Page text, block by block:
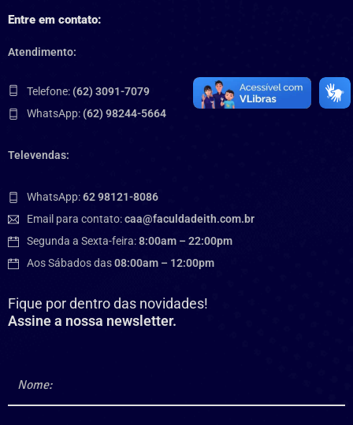
Entre em contato:
Atendimento:
Telefone: (62) 3091-7079
WhatsApp: (62) 98244-5664
Televendas:
WhatsApp:62 98121-8086
Email para contato:caa@faculdadeith.com.br
Segunda a Sexta-feira:8:00am – 22:00pm
Aos Sábados das08:00am – 12:00pm
Fique por dentro das novidades!
Assine a nossa newsletter.